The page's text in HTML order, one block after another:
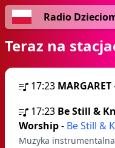
Radio
Teraz na
17:23 MARGARET
17:23 Be Still &
Worship- Be Still &
Muzyka instrumentalna